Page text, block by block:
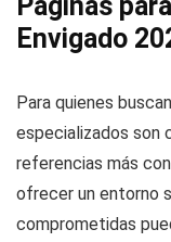
Envigado
Para quienes
especializados son
referencias más
ofrecer un entorno
comprometidas